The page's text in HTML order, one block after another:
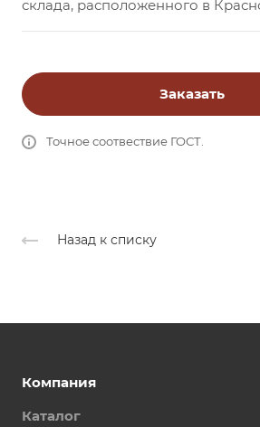
склада, расположенного в
Заказать
Точное соотвествие ГОСТ.
Назад к списку
Компания
Каталог